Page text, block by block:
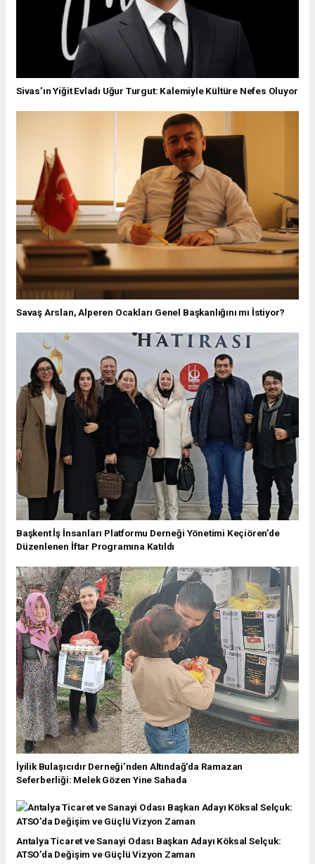
Sivas’ın Yiğit Evladı Uğur Turgut: Kalemiyle Kültüre Nefes Oluyor
Savaş Arslan, Alperen Ocakları Genel Başkanlığını mı İstiyor?
Başkent İş İnsanları Platformu Derneği Yönetimi Keçiören’de
Düzenlenen İftar Programına Katıldı
İyilik Bulaşıcıdır Derneği’nden Altındağ’da Ramazan
Seferberliği: Melek Gözen Yine Sahada
Antalya Ticaret ve Sanayi Odası Başkan Adayı Köksal Selçuk:
ATSO’da Değişim ve Güçlü Vizyon Zaman